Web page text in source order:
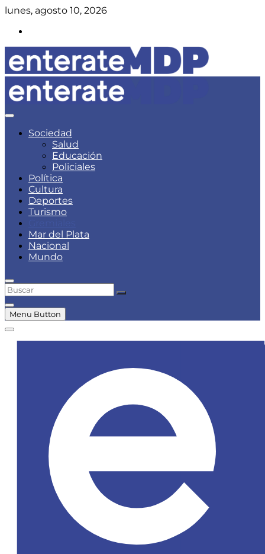
Skip
content
lunes, agosto 10, 2026
Enterate Mar del Plata
Noticias de Mar del Plata
Sociedad
Salud
Educación
Policiales
Política
Cultura
Deportes
Turismo
Mar del Plata
Nacional
Mundo
Buscar
Menu Button